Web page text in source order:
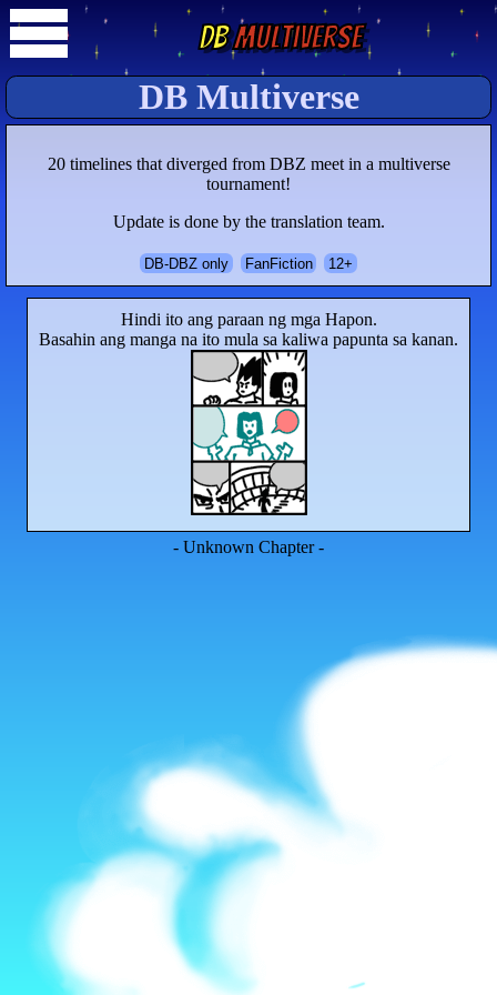
DBMultiverse
DB Multiverse
20 timelines that diverged from DBZ meet in a multiverse
tournament!
Update is done by the translation team.
DB-DBZ only FanFiction 12+
Hindi ito ang paraan ng mga Hapon.
Basahin ang manga na ito mula sa kaliwa papunta sa kanan.
- Unknown Chapter -